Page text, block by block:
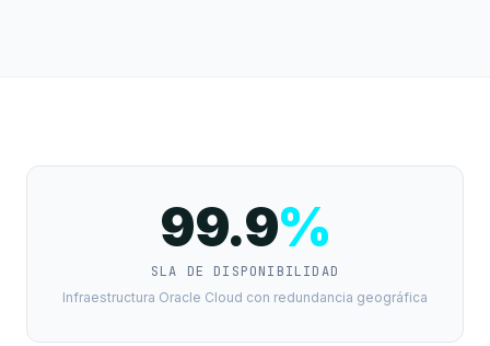
99.9%
SLA DE DISPONIBILIDAD
Infraestructura Oracle Cloud con redundancia geográfica